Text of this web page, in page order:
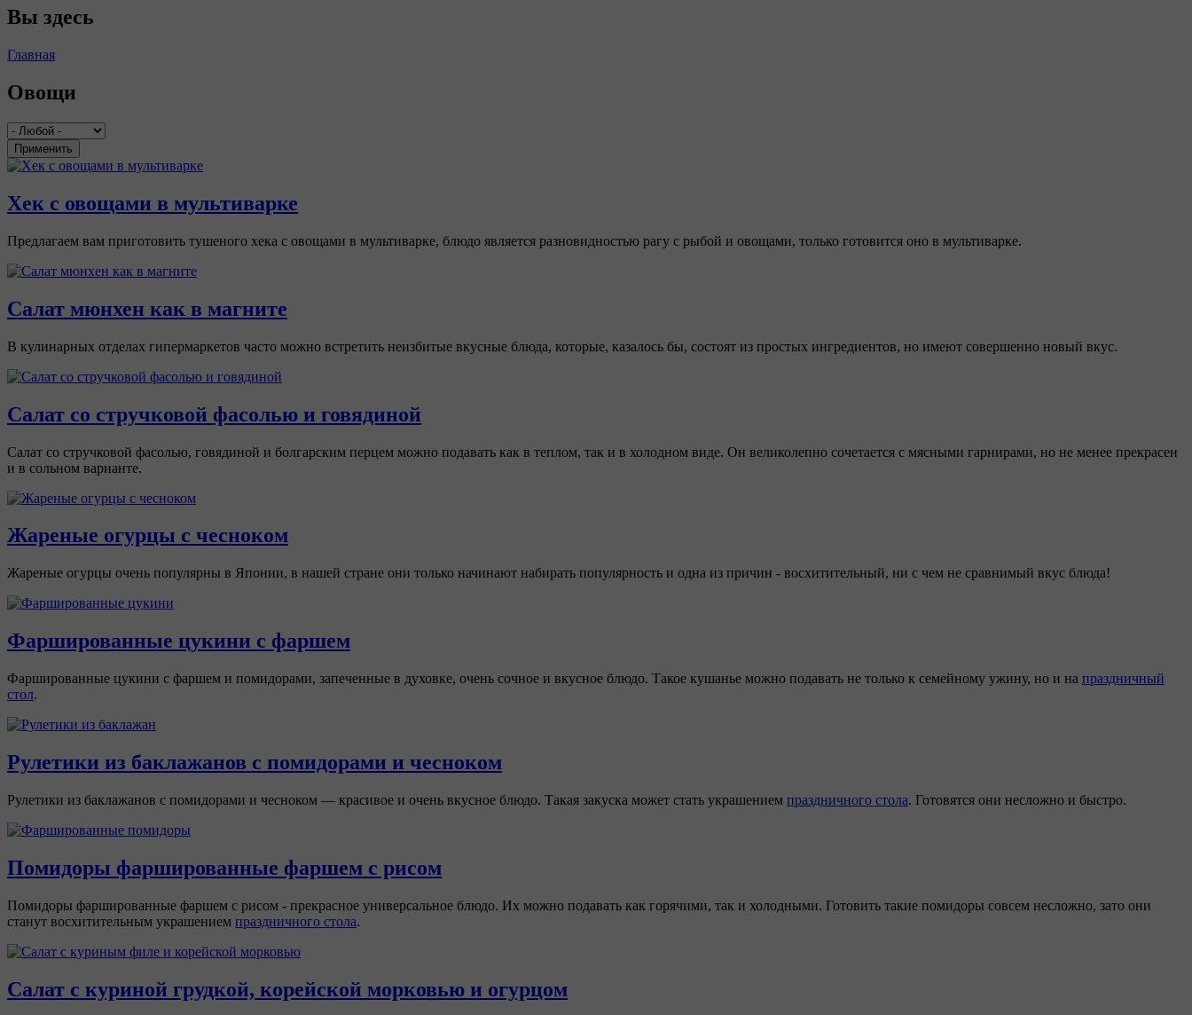
Вы здесь
Главная
Овощи
Применить
Хек с овощами в мультиварке
Предлагаем вам приготовить тушеного хека с овощами в мультиварке, блюдо является разновидностью рагу с рыбой и овощами, только готовится оно в мультиварке.
Салат мюнхен как в магните
В кулинарных отделах гипермаркетов часто можно встретить неизбитые вкусные блюда, которые, казалось бы, состоят из простых ингредиентов, но имеют совершенно новый вкус.
Салат со стручковой фасолью и говядиной
Салат со стручковой фасолью, говядиной и болгарским перцем можно подавать как в теплом, так и в холодном виде. Он великолепно сочетается с мясными гарнирами, но не менее прекрасен
и в сольном варианте.
Жареные огурцы с чесноком
Жареные огурцы очень популярны в Японии, в нашей стране они только начинают набирать популярность и одна из причин - восхитительный, ни с чем не сравнимый вкус блюда!
Фаршированные цукини с фаршем
Фаршированные цукини с фаршем и помидорами, запеченные в духовке, очень сочное и вкусное блюдо. Такое кушанье можно подавать не только к семейному ужину, но и на праздничный
стол.
Рулетики из баклажанов с помидорами и чесноком
Рулетики из баклажанов с помидорами и чесноком — красивое и очень вкусное блюдо. Такая закуска может стать украшением праздничного стола. Готовятся они несложно и быстро.
Помидоры фаршированные фаршем с рисом
Помидоры фаршированные фаршем с рисом - прекрасное универсальное блюдо. Их можно подавать как горячими, так и холодными. Готовить такие помидоры совсем несложно, зато они
станут восхитительным украшением праздничного стола.
Салат с куриной грудкой, корейской морковью и огурцом